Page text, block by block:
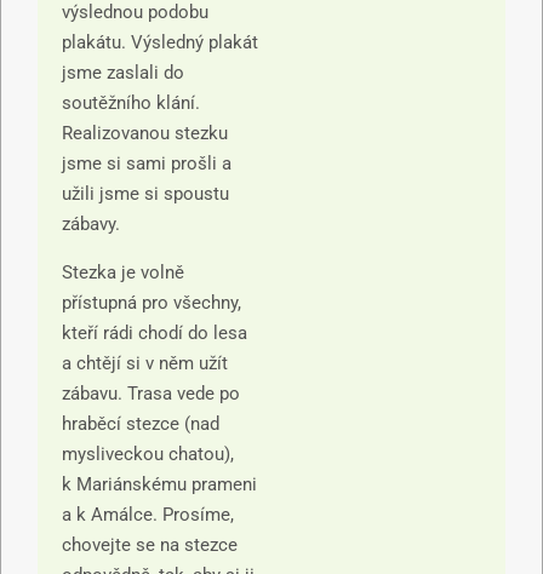
výslednou podobu
plakátu. Výsledný plakát
jsme zaslali do
soutěžního klání.
Realizovanou stezku
jsme si sami prošli a
užili jsme si spoustu
zábavy.
Stezka je volně
přístupná pro všechny,
kteří rádi chodí do lesa
a chtějí si v něm užít
zábavu. Trasa vede po
hraběcí stezce (nad
mysliveckou chatou),
k Mariánskému prameni
a k Amálce. Prosíme,
chovejte se na stezce